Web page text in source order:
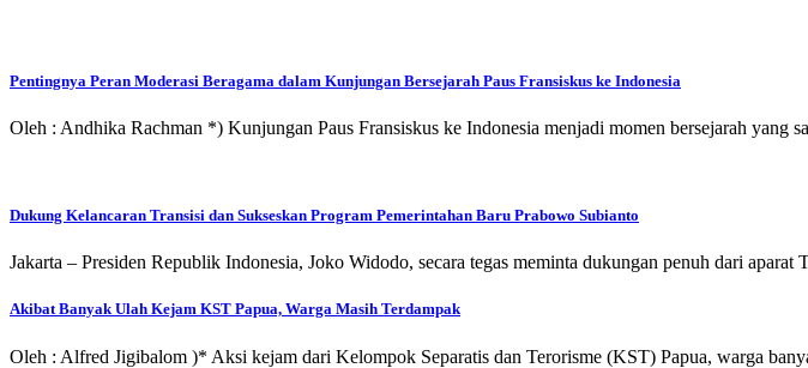
Pentingnya Peran Moderasi Beragama dalam Kunjungan Bersejarah Paus Fransiskus ke Indonesia
Oleh : Andhika Rachman *) Kunjungan Paus Fransiskus ke Indonesia menjadi momen bersejarah yang
Dukung Kelancaran Transisi dan Sukseskan Program Pemerintahan Baru Prabowo Subianto
Jakarta – Presiden Republik Indonesia, Joko Widodo, secara tegas meminta dukungan penuh dari
Akibat Banyak Ulah Kejam KST Papua, Warga Masih Terdampak
Oleh : Alfred Jigibalom )* Aksi kejam dari Kelompok Separatis dan Terorisme (KST) Papua, warga